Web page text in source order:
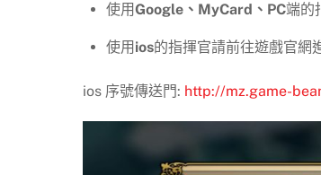
使用Google、MyCard、PC端的
使用 ios的指揮官請前往遊戲官網
ios 序號傳送門: http://mz.game-